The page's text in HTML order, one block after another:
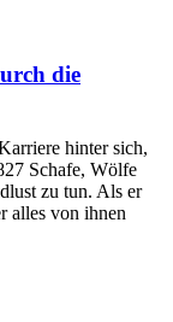
die
hinter sich,
Schafe, Wölfe
zu tun. Als er
alles von ihnen